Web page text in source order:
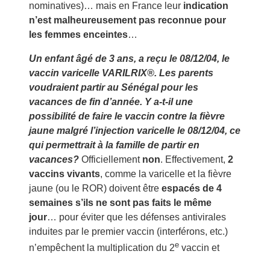
nominatives)… mais en France leur indication
n’est malheureusement pas reconnue pour
les femmes enceintes…
Un enfant âgé de 3 ans, a reçu le 08/12/04, le
vaccin varicelle VARILRIX®. Les parents
voudraient partir au Sénégal pour les
vacances de fin d’année. Y a-t-il une
possibilité de faire le vaccin contre la fièvre
jaune malgré l’injection varicelle le 08/12/04, ce
qui permettrait à la famille de partir en
vacances? Officiellement non. Effectivement, 2
vaccins vivants, comme la varicelle et la fièvre
jaune (ou le ROR) doivent être espacés de 4
semaines s’ils ne sont pas faits le même
jour… pour éviter que les défenses antivirales
induites par le premier vaccin (interférons, etc.)
n’empêchent la multiplication du 2e vaccin et